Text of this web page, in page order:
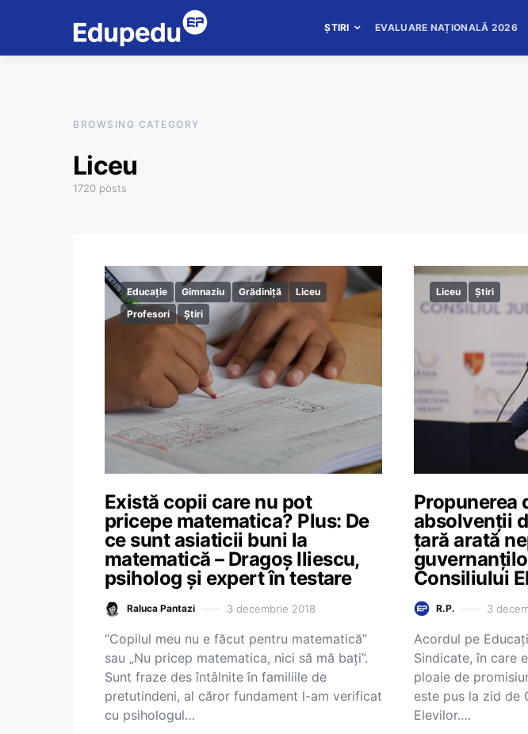
ȘTIRI EVALUARE NAȚIONALĂ 2026
BROWSING CATEGORY
Liceu
1720 posts
Educație Gimnaziu Grădiniță
Liceu
Profesori
Știri
Există copii care nu pot
pricepe matematica? Plus: De
ce sunt asiaticii buni la
matematică – Dragoș Iliescu,
psiholog și expert în testare
Raluca Pantazi 3 decembrie 2018
“Copilul meu nu e făcut pentru matematică”
sau „Nu pricep matematica, nici să mă bați”.
Sunt fraze des întâlnite în familiile de
pretutindeni, al căror fundament l-am verificat
cu psihologul…
Liceu Știri
Propunerea
absolvenții
țară arată
Consiliului
R.P. 3
Acordul pe
Sindicate, în care
ploaie de
este pus la zid de
Elevilor.…